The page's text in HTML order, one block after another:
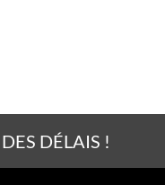
DÉLAIS !